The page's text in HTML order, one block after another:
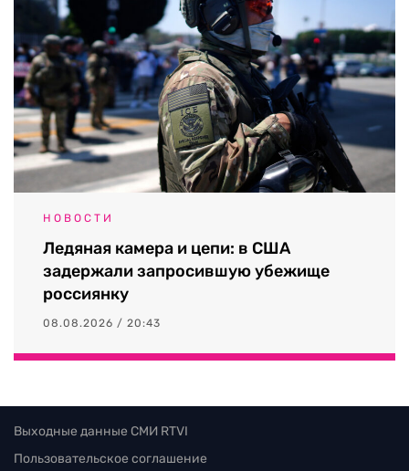
НОВОСТИ
Ледяная камера и цепи: в США
задержали запросившую убежище
россиянку
08.08.2026 / 20:43
Выходные данные СМИ RTVI
Пользовательское соглашение